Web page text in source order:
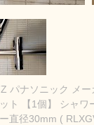
パナソニック メ
ト 【1個】 シャワ
直径30mm (